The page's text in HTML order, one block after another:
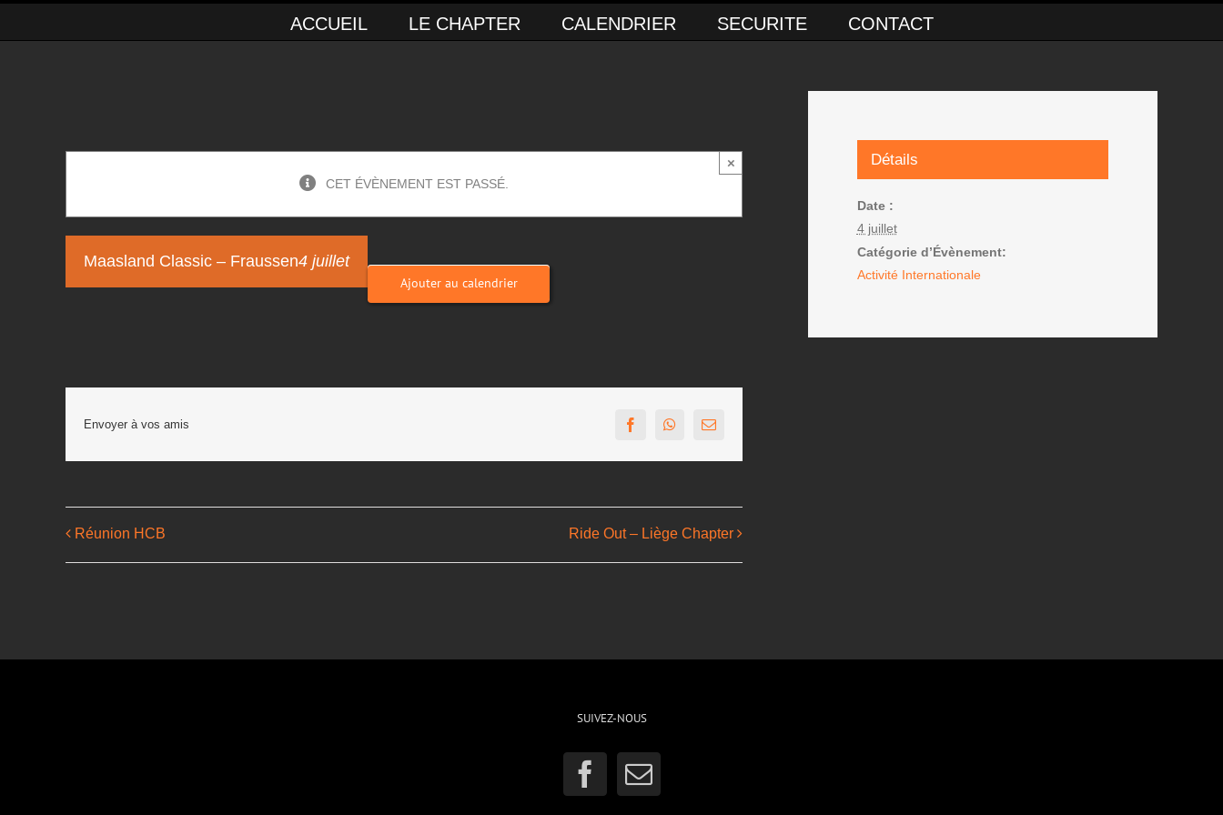
ACCUEIL LE CHAPTER CALENDRIER SECURITE CONTACT
CET ÉVÈNEMENT EST PASSÉ.
×
Maasland Classic – Fraussen4 juillet
Ajouter au calendrier
Envoyer à vos amis FacebookWhatsApp
Email
Réunion HCB Ride Out – Liège Chapter
Détails
Date :
4 juillet
Catégorie d’Évènement:
Activité Internationale
SUIVEZ-NOUS